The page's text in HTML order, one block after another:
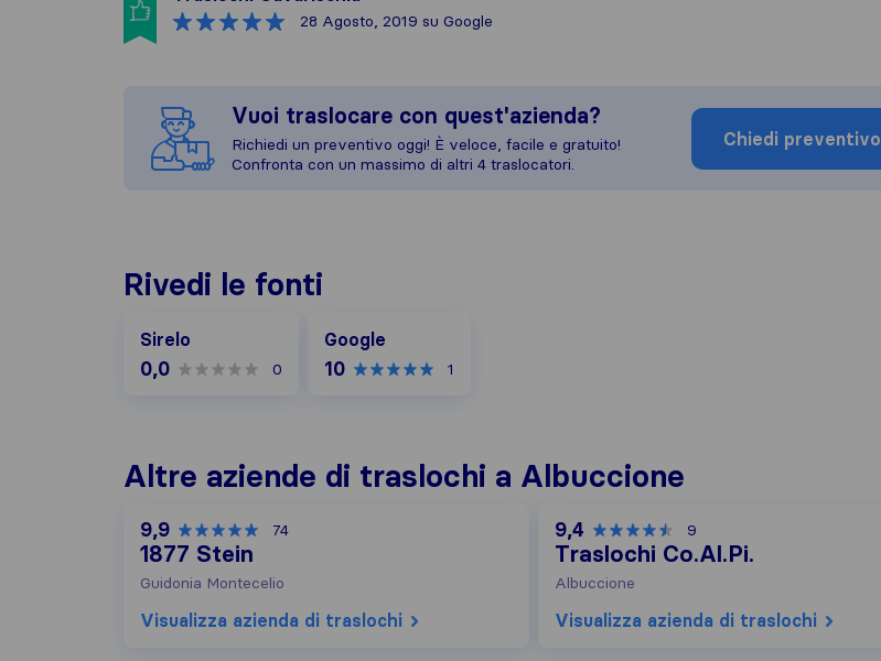
28 Agosto, 2019 su Google
Vuoi traslocare con quest'azienda?
Richiedi un preventivo oggi! È veloce, facile e gratuito!
Confronta con un massimo di altri 4 traslocatori.
Chiedi preventivo
Rivedi le fonti
Sirelo
0,0 0
Google
10 1
Altre aziende di traslochi a Albuccione
9,9 74
1877 Stein
Guidonia Montecelio
Visualizza azienda di traslochi
9,4 9
Traslochi Co.Al.Pi.
Albuccione
Visualizza azienda di traslochi